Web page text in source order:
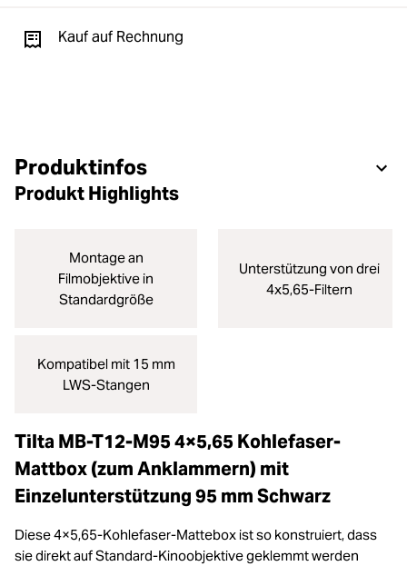
Kauf auf Rechnung
Produktinfos
Produkt Highlights
Montage an
Filmobjektive in
Standardgröße
Unterstützung von drei
4x5,65-Filtern
Kompatibel mit 15 mm
LWS-Stangen
Tilta MB-T12-M95 4×5,65 Kohlefaser-
Mattbox (zum Anklammern) mit
Einzelunterstützung 95 mm Schwarz
Diese 4×5,65-Kohlefaser-Mattebox ist so konstruiert, dass
sie direkt auf Standard-Kinoobjektive geklemmt werden